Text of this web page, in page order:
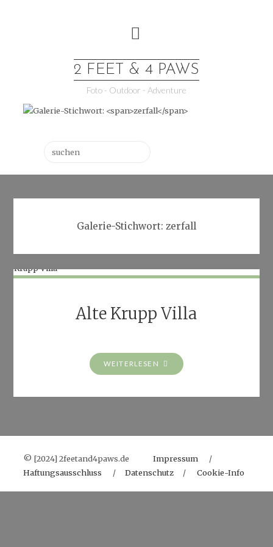
2 FEET & 4 PAWS
Foto - Outdoor - Adventure
Galerie-Stichwort: zerfall
Alte Krupp Villa
WEITERLESEN "ALTE
KRUPP
© [2024] 2feetand4paws.deImpressum /
Haftungsausschluss /Datenschutz /Cookie-Info